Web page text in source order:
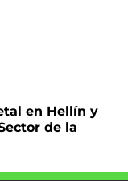
en Hellín y
de la